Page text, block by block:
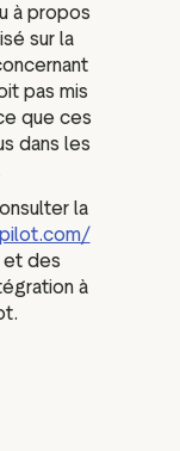
à propos
sur la
pas mis
que ces
dans les
la
et des
à